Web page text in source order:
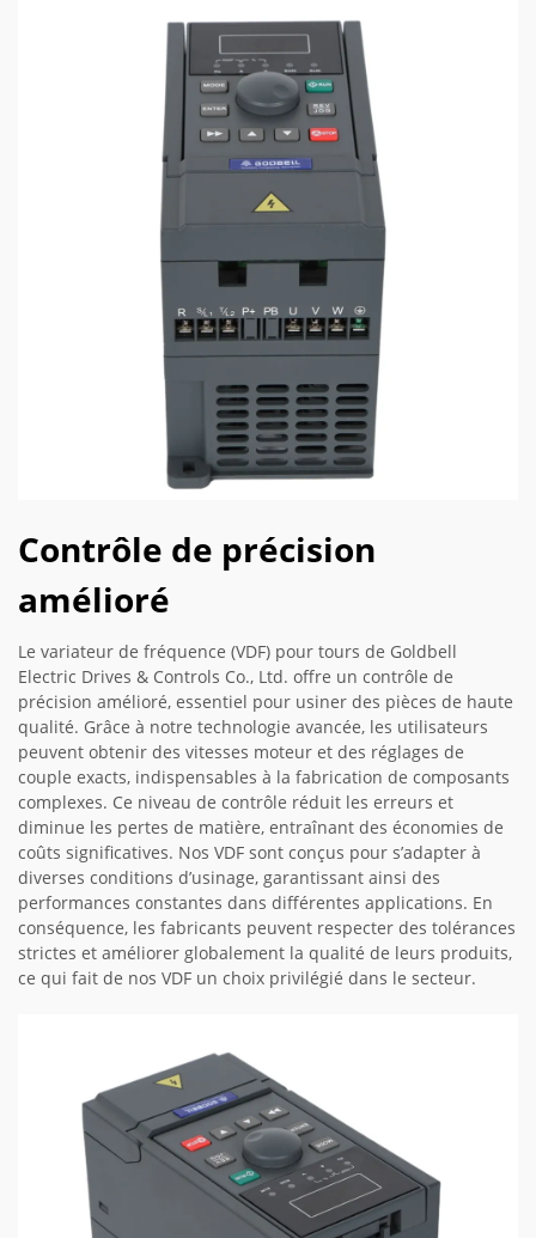
Contrôle de précision
amélioré
Le variateur de fréquence (VDF) pour tours de Goldbell
Electric Drives & Controls Co., Ltd. offre un contrôle de
précision amélioré, essentiel pour usiner des pièces de haute
qualité. Grâce à notre technologie avancée, les utilisateurs
peuvent obtenir des vitesses moteur et des réglages de
couple exacts, indispensables à la fabrication de composants
complexes. Ce niveau de contrôle réduit les erreurs et
diminue les pertes de matière, entraînant des économies de
coûts significatives. Nos VDF sont conçus pour s’adapter à
diverses conditions d’usinage, garantissant ainsi des
performances constantes dans différentes applications. En
conséquence, les fabricants peuvent respecter des tolérances
strictes et améliorer globalement la qualité de leurs produits,
ce qui fait de nos VDF un choix privilégié dans le secteur.